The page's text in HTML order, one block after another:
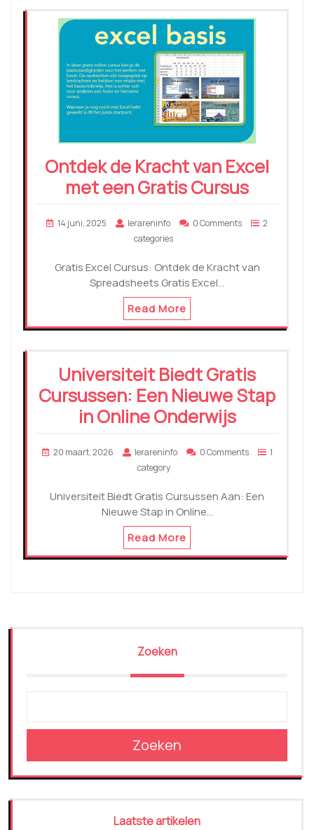
Ontdek de Kracht van Excel
met een Gratis Cursus
14 juni, 2025 lerareninfo 0 Comments
2
categories
Gratis Excel Cursus: Ontdek de Kracht van
Spreadsheets Gratis Excel…
Read More
Universiteit Biedt Gratis
Cursussen: Een Nieuwe Stap
in Online Onderwijs
20 maart, 2026 lerareninfo 0 Comments
1
category
Universiteit Biedt Gratis Cursussen Aan: Een
Nieuwe Stap in Online…
Read More
Zoeken
Zoeken
Laatste artikelen